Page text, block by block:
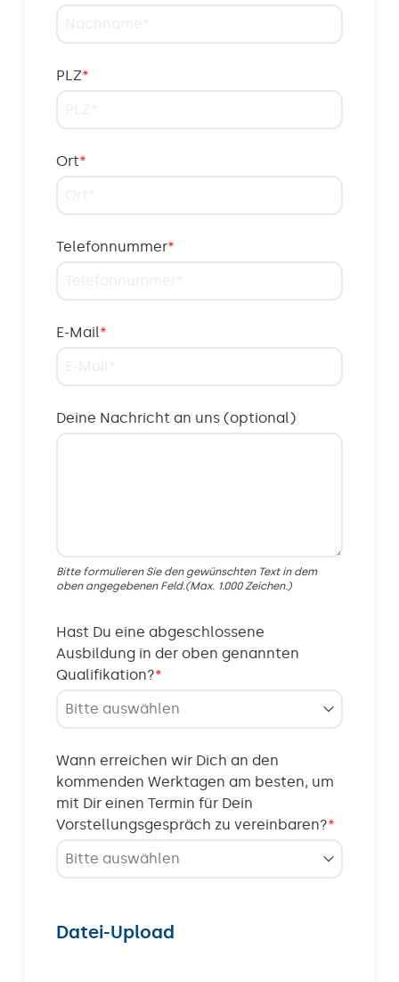
PLZ*
Ort*
Telefonnummer*
E-Mail*
Deine Nachricht an uns (optional)
Bitte formulieren Sie den gewünschten Text in dem
oben angegebenen Feld.(Max. 1.000 Zeichen.)
Hast Du eine abgeschlossene
Ausbildung in der oben genannten
Qualifikation?*
Wann erreichen wir Dich an den
kommenden Werktagen am besten, um
mit Dir einen Termin für Dein
Vorstellungsgespräch zu vereinbaren?*
Datei-Upload